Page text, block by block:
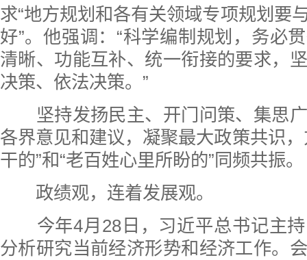
求“地方规划和各有关领域专项规划要
好”。他强调：“科学编制规划，务必
清晰、功能互补、统一衔接的要求，
决策、依法决策。”
坚持发扬民主、开门问策、集思广
各界意见和建议，凝聚最大政策共识
干的”和“老百姓心里所盼的”同频共振。
政绩观，连着发展观。
今年4月28日，习近平总书记主持
分析研究当前经济形势和经济工作。